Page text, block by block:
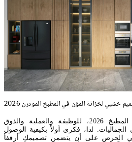
خشبي لخزانة المؤن في المطبخ المودرن 2026
حسب موضة ديكور المطبخ 2026، للوظيفة والعملية والذوق
لذا، فكري أولاً بكيفية الوصول
الحرص على أن يتضمن تصميمكِ أرففاً